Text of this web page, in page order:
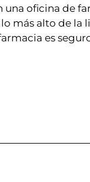
una oficina de
más alto de la
es